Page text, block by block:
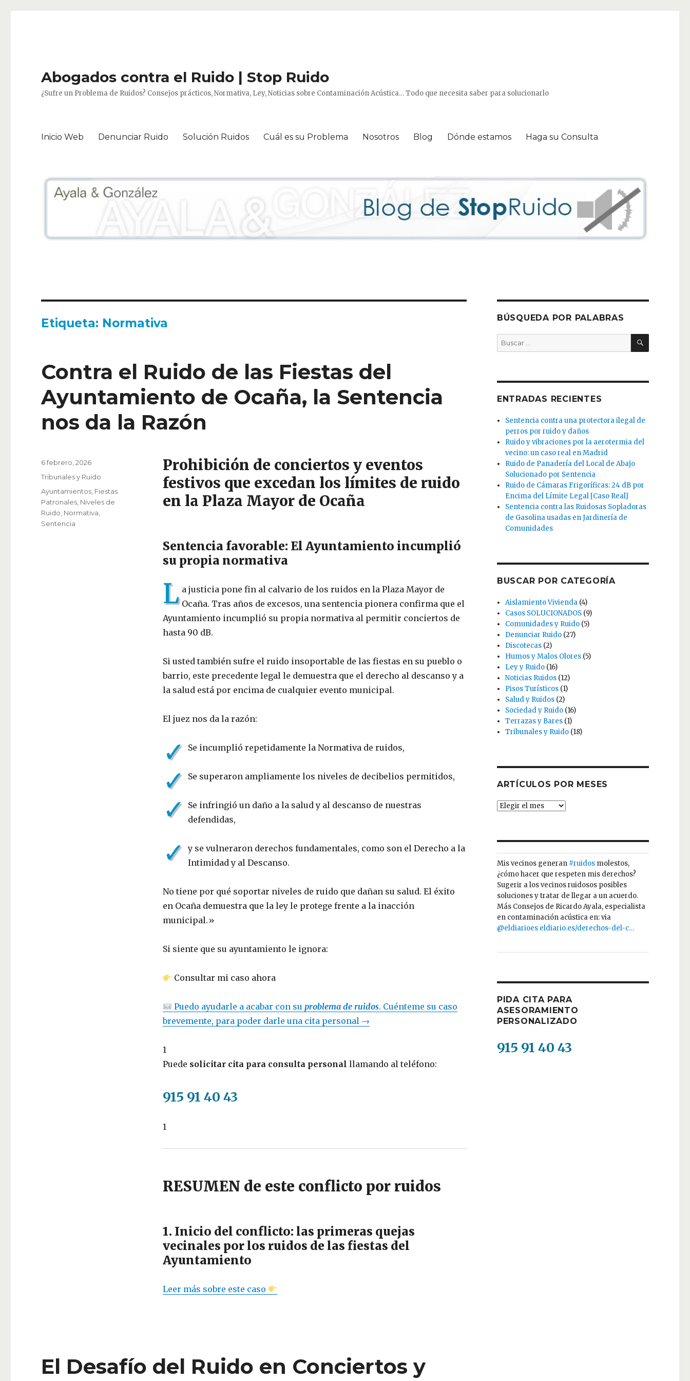
Abogados contra el Ruido | Stop Ruido
¿Sufre un Problema de Ruidos? Consejos prácticos, Normativa, Ley, Noticias sobre Contaminación Acústica… Todo que necesita saber para solucionarlo
Inicio Web Denunciar Ruido Solución Ruidos Cuál es su Problema Nosotros Blog Dónde estamos Haga su Consulta
Etiqueta: Normativa
Contra el Ruido de las Fiestas del
Ayuntamiento de Ocaña, la Sentencia
nos da la Razón
Prohibición de conciertos y eventos
festivos que excedan los límites de ruido
en la Plaza Mayor de Ocaña
Sentencia favorable: El Ayuntamiento incumplió
su propia normativa
L a justicia pone fin al calvario de los ruidos en la Plaza Mayor de
Ocaña. Tras años de excesos, una sentencia pionera confirma que el
Ayuntamiento incumplió su propia normativa al permitir conciertos de
hasta 90 dB.
Si usted también sufre el ruido insoportable de las fiestas en su pueblo o
barrio, este precedente legal le demuestra que el derecho al descanso y a
la salud está por encima de cualquier evento municipal.
El juez nos da la razón:
✓ Se incumplió repetidamente la Normativa de ruidos,
✓ Se superaron ampliamente los niveles de decibelios permitidos,
✓ Se infringió un daño a la salud y al descanso de nuestras
defendidas,
✓ y se vulneraron derechos fundamentales, como son el Derecho a la
Intimidad y al Descanso.
No tiene por qué soportar niveles de ruido que dañan su salud. El éxito
en Ocaña demuestra que la ley le protege frente a la inacción
municipal.»
Si siente que su ayuntamiento le ignora:
Consultar mi caso ahora
Puedo ayudarle a acabar con suproblema de ruidos. Cuénteme su caso
brevemente, para poder darle una cita personal →
1
Puede solicitar cita para consulta personal llamando al teléfono:
915 91 40 43
1
RESUMEN de este conflicto por ruidos
1. Inicio del conflicto: las primeras quejas
vecinales por los ruidos de las fiestas del
Ayuntamiento
Leer más sobre este caso
Publicado
el
6 febrero, 2026
Categorías
Tribunales y Ruido
Etiquetas
Ayuntamientos, Fiestas
Patronales, Niveles de
Ruido, Normativa,
Sentencia
El Desafío del Ruido en Conciertos y
BÚSQUEDA POR PALABRAS
Buscar
por:
BUSCAR
ENTRADAS RECIENTES
Sentencia contra una protectora ilegal de
perros por ruido y daños
Ruido y vibraciones por la aerotermia del
vecino: un caso real en Madrid
Ruido de Panadería del Local de Abajo
Solucionado por Sentencia
Ruido de Cámaras Frigoríficas: 24 dB por
Encima del Límite Legal [Caso Real]
Sentencia contra las Ruidosas Sopladoras
de Gasolina usadas en Jardinería de
Comunidades
BUSCAR POR CATEGORÍA
Aislamiento Vivienda (4)
Casos SOLUCIONADOS (9)
Comunidades y Ruido (5)
Denunciar Ruido (27)
Discotecas (2)
Humos y Malos Olores (5)
Ley y Ruido (16)
Noticias Ruidos (12)
Pisos Turísticos (1)
Salud y Ruidos (2)
Sociedad y Ruido (16)
Terrazas y Bares (1)
Tribunales y Ruido (18)
ARTÍCULOS POR MESES
ARTÍCULOS
Mis vecinos generan #ruidosmolestos,
¿cómo hacer que respeten mis derechos?
Sugerir a los vecinos ruidosos posibles
soluciones y tratar de llegar a un acuerdo.
Más Consejos de Ricardo Ayala, especialista
en contaminación acústica en: via
@eldiarioes eldiario.es/derechos-del-c…
PIDA CITA PARA
ASESORAMIENTO
PERSONALIZADO
915 91 40 43